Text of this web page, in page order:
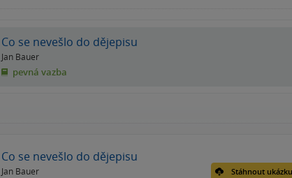
Co se nevešlo do dějepisu
Jan Bauer
pevná vazba
Co se nevešlo do dějepisu
Jan Bauer Stáhnout ukázku